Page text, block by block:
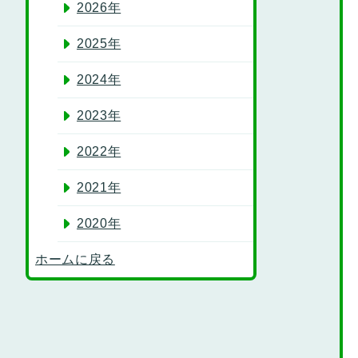
2026年
2025年
2024年
2023年
2022年
2021年
2020年
ホームに戻る